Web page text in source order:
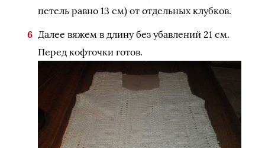
петель равно 13 см) от отдельных клубков.
Далее вяжем в длину без убавлений 21 см.
Перед кофточки готов.